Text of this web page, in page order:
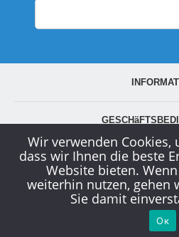
KONTO
Wir verwenden Cookies,
dass wir Ihnen die beste
Website bieten.
weiterhin nutzen, gehen
Sie damit
Ок